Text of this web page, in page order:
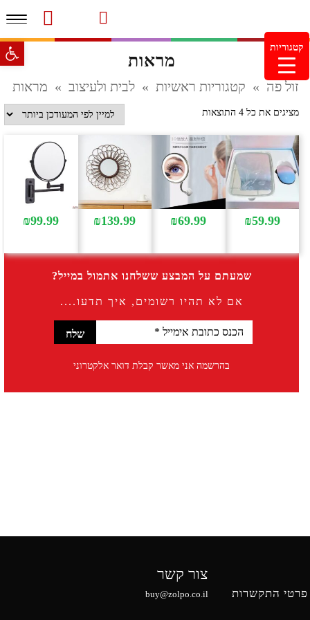
מוצרים חדשים
צור קשר מעקב הזמנות
מינימום הזמנה 99.99 ש"ח – משלוח חינם ברכישה מעל
מראות
זול פה » קטגוריות ראשיות » לבית ולעיצוב » מראות
מציגים את כל ⁦4⁩ התוצאות
ממוין
הפריט
העדכני
ביותר
₪59.99
₪69.99
₪139.99
₪99.99
שמעתם על המבצע ששלחנו אתמול במייל?
אם לא תהיו רשומים, איך תדעו....
בהרשמה אני מאשר קבלת דואר אלקטרוני
פרטי התקשרות
צור קשר
buy@zolpo.co.il
קטגוריות פתח